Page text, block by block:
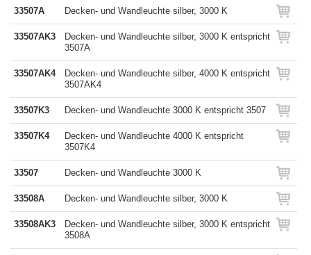
33507A Decken- und Wandleuchte silber, 3000 K
33507AK3
Decken- und Wandleuchte silber, 3000 K entspricht
3507A
33507AK4
Decken- und Wandleuchte silber, 4000 K entspricht
3507AK4
33507K3 Decken- und Wandleuchte 3000 K entspricht 3507
33507K4
Decken- und Wandleuchte 4000 K entspricht
3507K4
33507 Decken- und Wandleuchte 3000 K
33508A Decken- und Wandleuchte silber, 3000 K
33508AK3
Decken- und Wandleuchte silber, 3000 K entspricht
3508A